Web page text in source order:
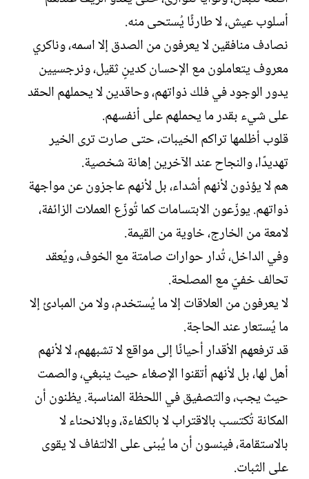
ش
ا
ء
أسلوب عيش، لا طارئًا يُستحى منه.
نصادف منافقين لا يعرفون من الصدق إلا اسمه، وناكري
معروف يتعاملون مع الإحسان كدينٍ ثقيل، ونرجسيين
يدور الوجود في فلك ذواتهم، وحاقدين لا يحملهم الحقد
على شيء بقدر ما يحملهم على أنفسهم.
قلوب أظلمها تراكم الخيبات، حتى صارت ترى الخير
تهديدًا، والنجاح عند الآخرين إهانة شخصية.
هم لا يؤذون لأنهم أشداء، بل لأنهم عاجزون عن مواجهة
ذواتهم. يوزّعون الابتسامات كما تُوزّع العملات الزائفة،
لامعة من الخارج، خاوية من القيمة.
وفي الداخل، تُدار حوارات صامتة مع الخوف، ويُعقد
تحالف خفيّ مع المصلحة.
لا يعرفون من العلاقات إلا ما يُستخدم، ولا من المبادئ إلا
ما يُستعار عند الحاجة.
قد ترفعهم الأقدار أحيانًا إلى مواقع لا تشبههم، لا لأنهم
أهل لها، بل لأنهم أتقنوا الإصغاء حيث ينبغي، والصمت
حيث يجب، والتصفيق في اللحظة المناسبة. يظنون أن
المكانة تُكتسب بالاقتراب لا بالكفاءة، وبالانحناء لا
بالاستقامة، فينسون أن ما يُبنى على الالتفاف لا يقوى
على الثبات.